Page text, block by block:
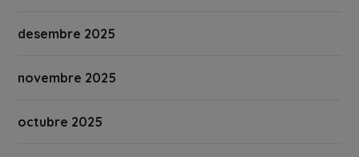
desembre 2025
novembre 2025
octubre 2025